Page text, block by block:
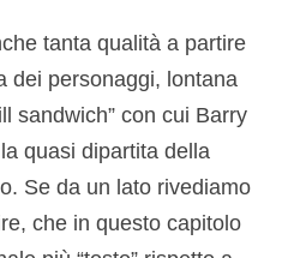
tanta qualità a partire
dei personaggi, lontana
sandwich” con cui Barry
quasi dipartita della
Se da un lato rivediamo
che in questo capitolo